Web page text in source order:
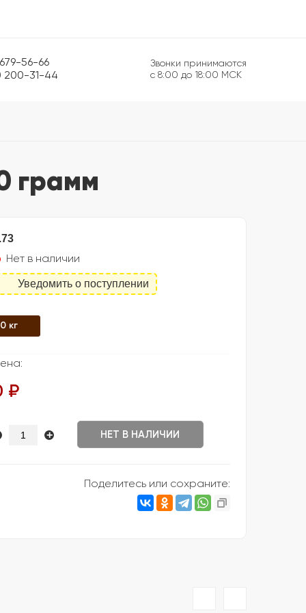
56-66
200-31-44
Звонки принимаются
с 8:00 до 18:00 МСК
грамм
Нет в наличии
Уведомить о поступлении
0 кг
₽
+ НЕТ В НАЛИЧИИ
Поделитесь или сохраните: